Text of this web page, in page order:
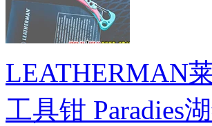
LEATHERMAN
工具钳 Paradies